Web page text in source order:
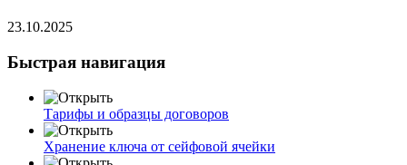
23.10.2025
Быстрая навигация
Тарифы и образцы договоров
Хранение ключа от сейфовой ячейки